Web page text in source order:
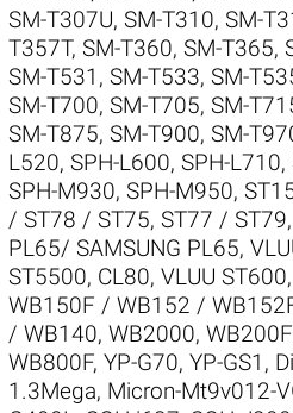
SM-T307U, SM-T310, SM-
T357T, SM-T360, SM-T365,
SM-T531 , SM-T533, SM-
SM-T700, SM-T705, SM-
SM-T875, SM-T900, SM-
L520, SPH-L600, SPH-L710,
SPH-M930, SPH-M950,
/ ST78 / ST75, ST77 / ST79,
PL65/ SAMSUNG PL65,
ST5500, CL80, VLUU
WB150F / WB152 /
/ WB140, WB2000,
WB800F, YP-G70, YP-GS1 ,
1.3Mega, Micron-Mt9v012-